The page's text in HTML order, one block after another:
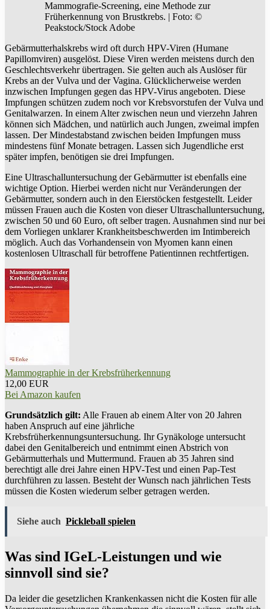
Mammografie-Screening, eine Methode zur
Früherkennung von Brustkrebs. | Foto: ©
Peakstock/Stock Adobe
Gebärmutterhalskrebs wird oft durch HPV-Viren (Humane
Papillomviren) ausgelöst. Diese Viren werden meistens durch den
Geschlechtsverkehr übertragen. Sie gelten auch als Auslöser für
Krebs an der Vulva und der Vagina. Glücklicherweise werden
inzwischen Impfungen gegen das HPV-Virus angeboten. Diese
Impfungen schützen zudem noch vor Krebsvorstufen der Vulva und
Genitalwarzen. In einem Alter zwischen neun und vierzehn Jahren
können sich Mädchen, und natürlich auch Jungen, zweimal impfen
lassen. Der Mindestabstand zwischen beiden Impfungen muss
mindestens fünf Monate betragen. Lassen sich Jugendliche erst
später impfen, benötigen sie drei Impfungen.
Eine Ultraschalluntersuchung der Gebärmutter ist ebenfalls eine
wichtige Option. Hierbei werden nicht nur Veränderungen der
Gebärmutter, sondern auch in den Eierstöcken festgestellt. Leider
müssen Frauen auch die Kosten von dieser Ultraschalluntersuchung,
zwischen 50 und 60 Euro, oft selber tragen. Ausnahmen sind nur bei
dem Vorliegen unklarer Krankheitsbeschwerden im Intimbereich
möglich. Auch das Vorhandensein von Myomen kann einen
kostenlosen Ultraschall für betroffene Patientinnen rechtfertigen.
Mammographie in der Krebsfrüherkennung
12,00 EUR
Bei Amazon kaufen
Grundsätzlich gilt: Alle Frauen ab einem Alter von 20 Jahren
haben Anspruch auf eine jährliche
Krebsfrüherkennungsuntersuchung. Ihr Gynäkologe untersucht
dabei den Genitalbereich und entnimmt einen Abstrich von
Gebärmutterhals und Muttermund. Frauen ab 35 Jahren sind
berechtigt alle drei Jahre einen HPV-Test und einen Pap-Test
durchführen zu lassen. Besteht der Wunsch nach jährlichen Tests
müssen die Kosten wiederum selber getragen werden.
Siehe auch Pickleball spielen
Was sind IGeL-Leistungen und wie
sinnvoll sind sie?
Da leider die gesetzlichen Krankenkassen nicht die Kosten für alle